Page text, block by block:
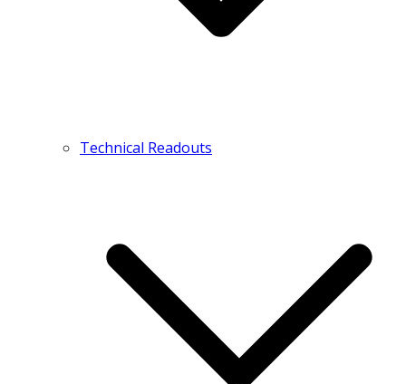
Technical Readouts